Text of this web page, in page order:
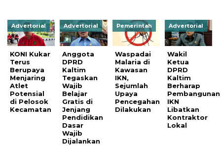
Advertorial
KONI Kukar
Terus
Berupaya
Menjaring
Atlet
Potensial
di Pelosok
Kecamatan
Advertorial
Anggota
DPRD
Kaltim
Tegaskan
Wajib
Belajar
Gratis di
Jenjang
Pendidikan
Dasar
Wajib
Dijalankan
Pemerintah
Waspadai
Malaria di
Kawasan
IKN,
Sejumlah
Upaya
Pencegahan
Dilakukan
Advertorial
Wakil
Ketua
DPRD
Kaltim
Berharap
Pembangunan
IKN
Libatkan
Kontraktor
Lokal